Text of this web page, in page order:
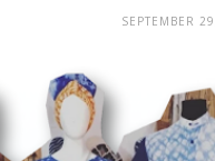
SEPTEMBER